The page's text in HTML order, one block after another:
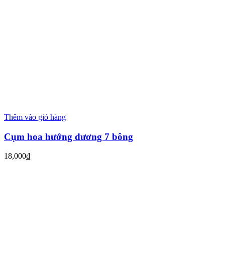
Thêm vào giỏ hàng
Cụm hoa hướng dương 7 bông
18,000₫